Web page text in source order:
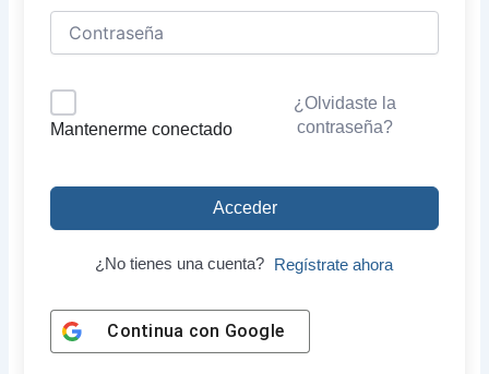
Mantenerme conectado
¿Olvidaste la
contraseña?
Acceder
¿No tienes una cuenta? Regístrate ahora
Continua con Google